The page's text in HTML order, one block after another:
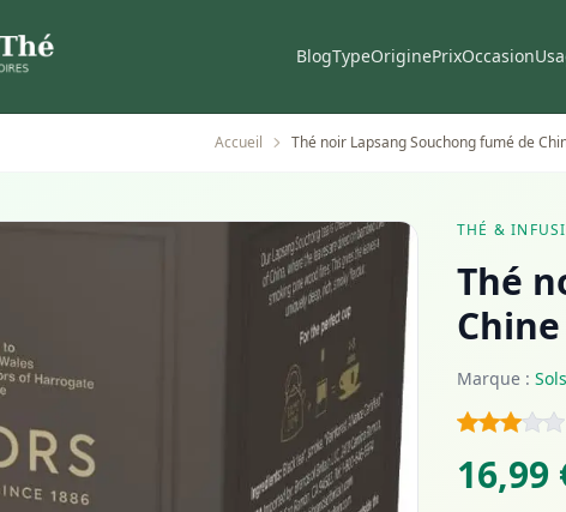
BlogTypeOriginePrixOccasion
Accueil Thé noir Lapsang Souchong fumé de
THÉ &
Thé
Marque :
16,99